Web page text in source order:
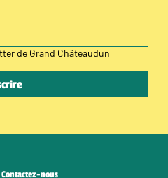
de Grand Châteaudun
Contactez-nous